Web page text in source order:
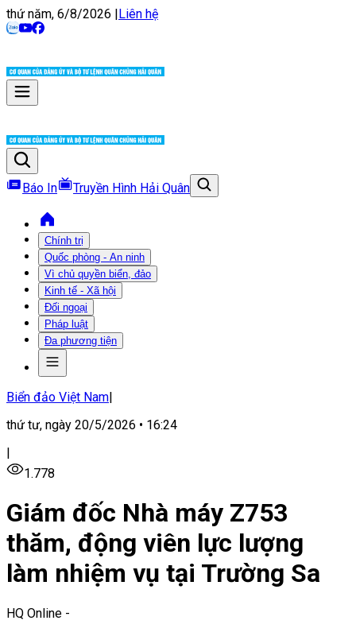
thứ năm, 6/8/2026 |Liên hệ
Báo In Truyền Hình Hải Quân
Chính trị
Quốc phòng - An ninh
Vì chủ quyền biển, đảo
Kinh tế - Xã hội
Đối ngoại
Pháp luật
Đa phương tiện
Biển đảo Việt Nam|
thứ tư, ngày 20/5/2026 • 16:24
|
1.778
Giám đốc Nhà máy Z753
thăm, động viên lực lượng
làm nhiệm vụ tại Trường Sa
HQ Online -